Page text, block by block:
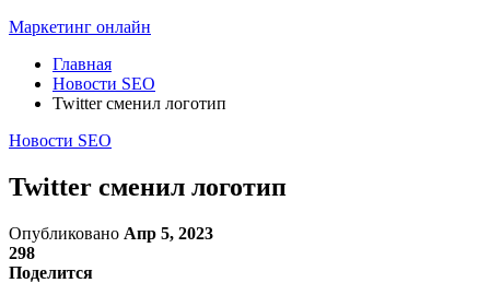
Маркетинг онлайн
Главная
Новости SEO
Twitter сменил логотип
Новости SEO
Twitter сменил логотип
Опубликовано Апр 5, 2023
298
Поделится